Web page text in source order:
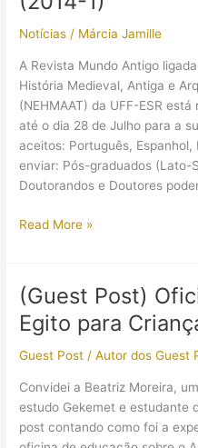
(Khnum),
já
nas
bancas
Notícias / Márcia Jamille
A Revista Mundo Antigo
História Medieval, Antiga e
(NEHMAAT) da UFF-ESR
até o dia 28 de Julho para a
aceitos: Português, Espanhol,
enviar: Pós-graduados (Lato-
Doutorandos e Doutores
Chamada
de
artigos:
Revista
Antigo
(2014-
1)
Read More »
(Guest Post)
Egito para
Guest Post /Autor dos Guest
Convidei a Beatriz Moreira,
estudo Gekemet e estudante
post contando como foi a